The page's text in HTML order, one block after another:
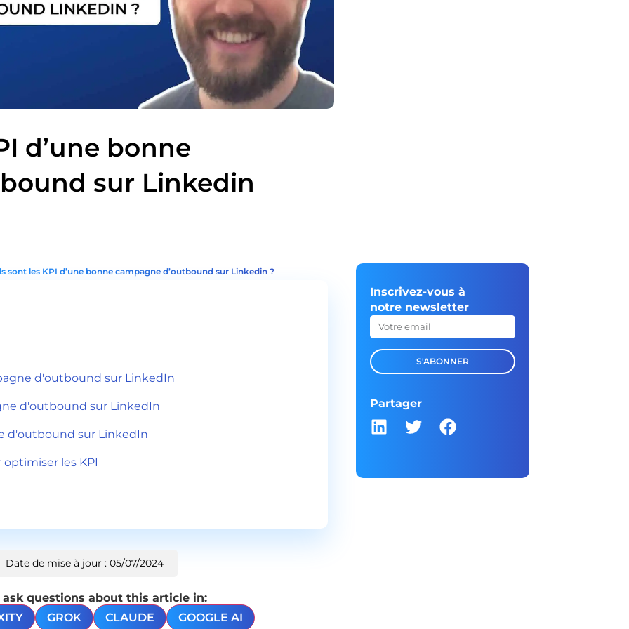
d’une bonne
sur Linkedin
sont les KPI d’une bonne campagne d’outbound sur Linkedin ?
d'outbound sur LinkedIn
d'outbound sur LinkedIn
d'outbound sur LinkedIn
les KPI
Date de mise à jour : 05/07/2024
questions about this article in:
GROK CLAUDE GOOGLE AI
Inscrivez-vous à
notre newsletter
S'ABONNER
Partager